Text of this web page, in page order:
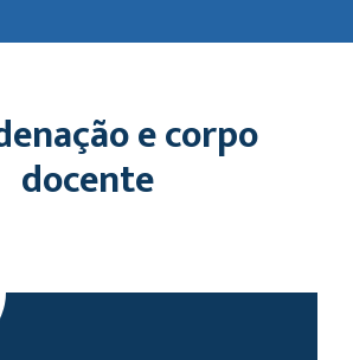
e corpo
docente